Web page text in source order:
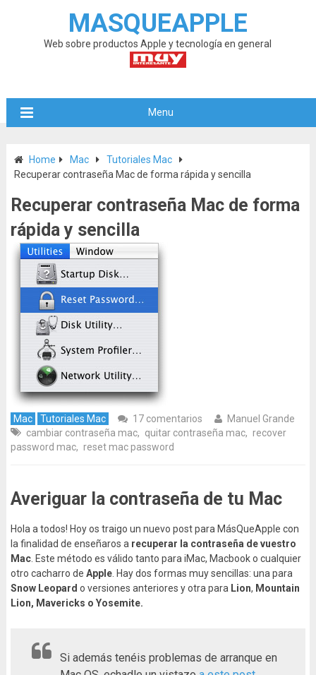
MASQUEAPPLE
Web sobre productos Apple y tecnología en general
Menu
Home Mac
Tutoriales Mac
Recuperar contraseña Mac de forma rápida y sencilla
Recuperar contraseña Mac de forma
rápida y sencilla
Mac Tutoriales Mac 17 comentarios
Manuel Grande
cambiar contraseña mac, quitar contraseña mac, recover
password mac, reset mac password
Averiguar la contraseña de tu Mac
Hola a todos! Hoy os traigo un nuevo post para MásQueApple con
la finalidad de enseñaros a recuperar la contraseña de vuestro
Mac. Este método es válido tanto para iMac, Macbook o cualquier
otro cacharro de Apple. Hay dos formas muy sencillas: una para
Snow Leopard o versiones anteriores y otra para Lion, Mountain
Lion, Mavericks o Yosemite.
Si además tenéis problemas de arranque en